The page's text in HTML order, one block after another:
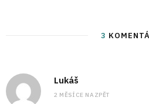
3
Lukáš
2 MĚSÍCE NAZPĚT